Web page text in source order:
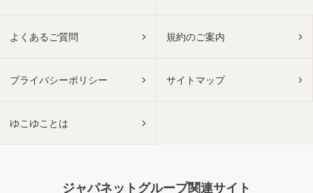
よくあるご質問 規約のご案内
プライバシーポリシー サイトマップ
ゆこゆことは
ジャパネットグループ関連サイト